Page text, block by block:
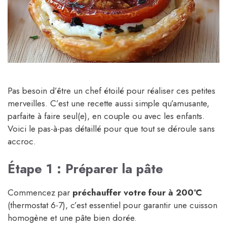
Pas besoin d’être un chef étoilé pour réaliser ces petites
merveilles. C’est une recette aussi simple qu’amusante,
parfaite à faire seul(e), en couple ou avec les enfants.
Voici le pas-à-pas détaillé pour que tout se déroule sans
accroc.
Étape 1 : Préparer la pâte
Commencez par préchauffer votre four à 200°C
(thermostat 6-7), c’est essentiel pour garantir une cuisson
homogène et une pâte bien dorée.